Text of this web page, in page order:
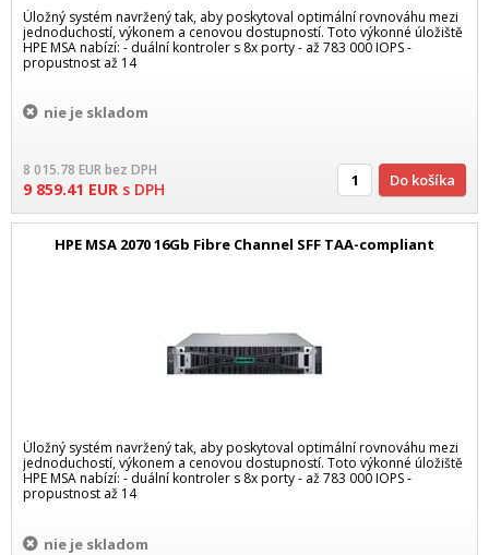
Úložný systém navržený tak, aby poskytoval optimální rovnováhu mezi
jednoduchostí, výkonem a cenovou dostupností. Toto výkonné úložiště
HPE MSA nabízí: - duální kontroler s 8x porty - až 783 000 IOPS -
propustnost až 14
nie je skladom
8 015.78 EURbez DPH
9 859.41 EUR s DPH Do košíka
HPE MSA 2070 16Gb Fibre Channel SFF TAA-compliant
Úložný systém navržený tak, aby poskytoval optimální rovnováhu mezi
jednoduchostí, výkonem a cenovou dostupností. Toto výkonné úložiště
HPE MSA nabízí: - duální kontroler s 8x porty - až 783 000 IOPS -
propustnost až 14
nie je skladom